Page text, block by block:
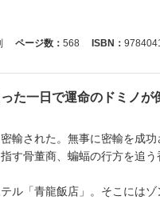
ページ数： 568 ISBN：
た一日で運命のドミノが
輸された。無事に密輸を成
す骨董商、蝙蝠の行方を追
ル「青龍飯店」。そこには